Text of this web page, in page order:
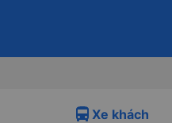
Xe khách